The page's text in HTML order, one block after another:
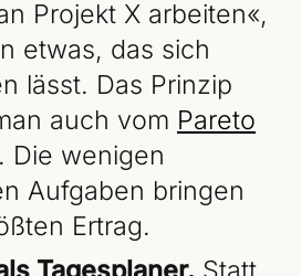
Projekt X arbeiten«,
etwas, das sich
lässt. Das Prinzip
auch vom Pareto
. Die wenigen
Aufgaben bringen
Ertrag.
Tagesplaner. Statt